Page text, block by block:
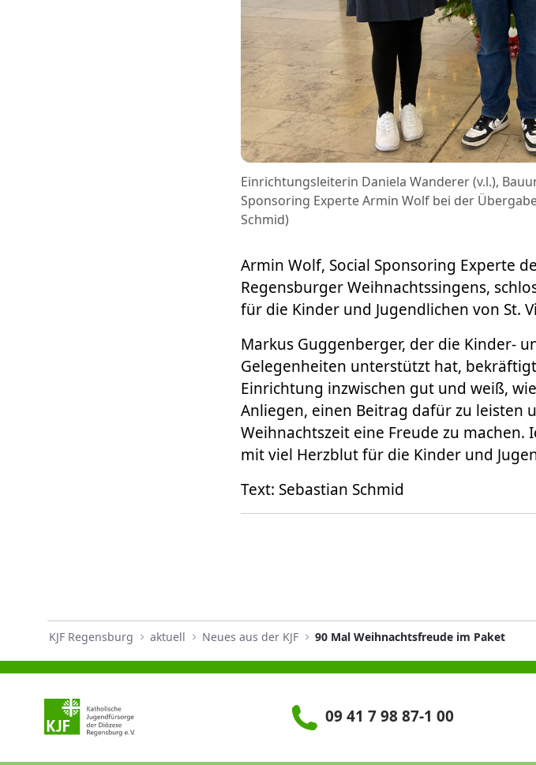
Einrichtungsleiterin Daniela Wanderer (v.l.),
Sponsoring Experte Armin Wolf bei der
Schmid)
Armin Wolf, Social Sponsoring Experte
Regensburger Weihnachtssingens,
für die Kinder und Jugendlichen von St.
Markus Guggenberger, der die Kinder-
Gelegenheiten unterstützt hat,
Einrichtung inzwischen gut und weiß,
Anliegen, einen Beitrag dafür zu leisten
Weihnachtszeit eine Freude zu
mit viel Herzblut für die Kinder und
Text: Sebastian Schmid
KJF Regensburg aktuell Neues aus der KJF 90 Mal Weihnachtsfreude im Paket
09 41 7 98 87-1 00